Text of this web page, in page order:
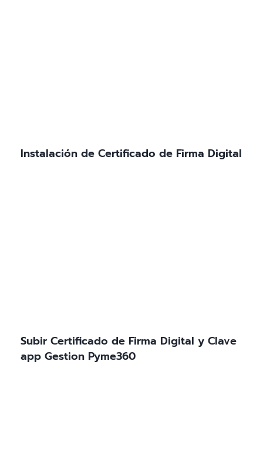
Instalación de Certificado de Firma Digital
Subir Certificado de Firma Digital y Clave
app Gestion Pyme360